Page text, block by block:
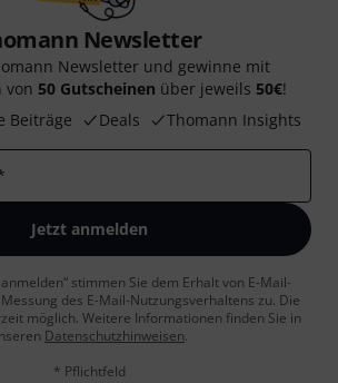
Newsletter
Newsletter und gewinne mit
von 50 Gutscheinen über jeweils 50€!
Beiträge
Deals Thomann Insights
Jetzt anmelden
stimmen Sie dem Erhalt von E-Mail-
des E-Mail-Nutzungsverhaltens zu. Die
möglich. Weitere Informationen finden Sie in
Datenschutzhinweisen.
* Pflichtfeld